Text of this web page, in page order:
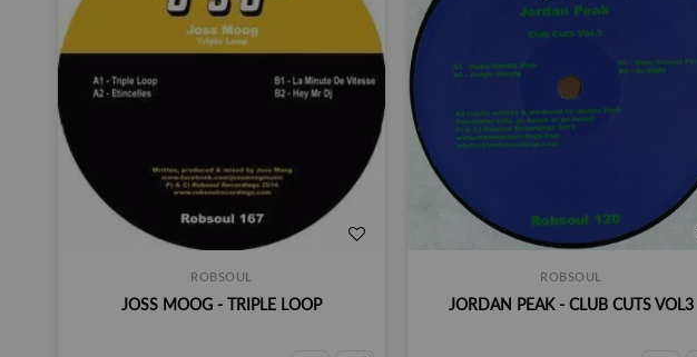
ROBSOUL
JOSS MOOG - TRIPLE LOOP
ROBSOUL
JORDAN PEAK - CLUB CUTS VOL3